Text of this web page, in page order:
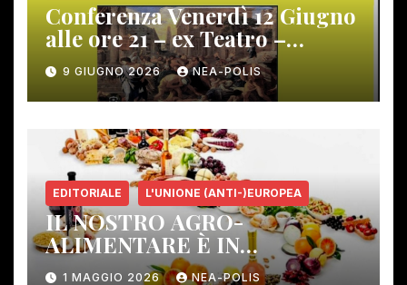
Conferenza Venerdì 12 Giugno
alle ore 21 – ex Teatro –
Gambassi Terme –
9 GIUGNO 2026 NEA-POLIS
EDITORIALE L'UNIONE (ANTI-)EUROPEA
IL NOSTRO AGRO-
ALIMENTARE È IN
PERICOLO!
1 MAGGIO 2026 NEA-POLIS